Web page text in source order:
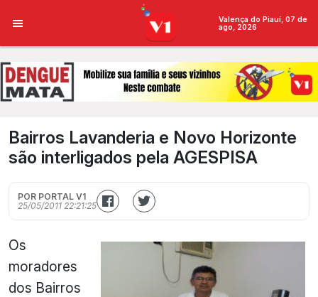
Valença do Piauí, 07 de
ago, 2026
Bairros Lavanderia e Novo Horizonte
são interligados pela AGESPISA
POR PORTAL V1
25/05/2011 22:21:25
Os
moradores
dos Bairros